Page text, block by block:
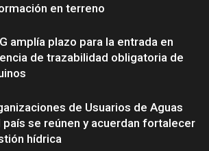
en terreno
amplía plazo para la entrada en
de trazabilidad obligatoria de
de Usuarios de Aguas
país se reúnen y acuerdan fortalecer
hídrica